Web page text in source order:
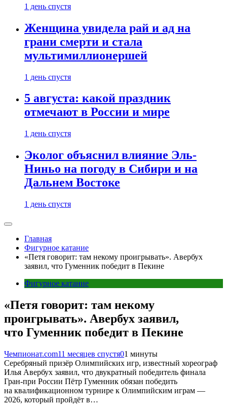
1 день спустя
Женщина увидела рай и ад на
грани смерти и стала
мультимиллионершей
1 день спустя
5 августа: какой праздник
отмечают в России и мире
1 день спустя
Эколог объяснил влияние Эль-
Ниньо на погоду в Сибири и на
Дальнем Востоке
1 день спустя
Главная
Фигурное катание
«Петя говорит: там некому проигрывать». Авербух
заявил, что Гуменник победит в Пекине
Фигурное катание
«Петя говорит: там некому
проигрывать». Авербух заявил,
что Гуменник победит в Пекине
Чемпионат.com11 месяцев спустя01 минуты
Серебряный призёр Олимпийских игр, известный хореограф
Илья Авербух заявил, что двукратный победитель финала
Гран-при России Пётр Гуменник обязан победить
на квалификационном турнире к Олимпийским играм —
2026, который пройдёт в…